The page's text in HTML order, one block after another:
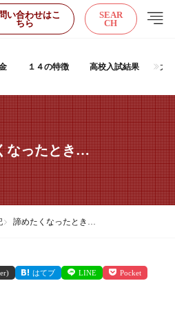
い合わせはこ
ちら
SEAR
CH
１４の特徴 高校入試結果 大
なったとき…
諦めたくなったとき…
はてブ LINE Pocket